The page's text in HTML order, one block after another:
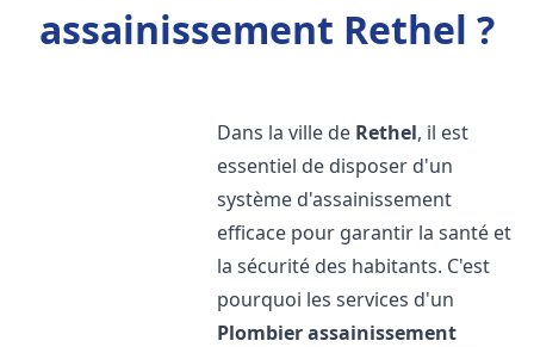
assainissement Rethel ?
Dans la ville de Rethel, il est
essentiel de disposer d'un
système d'assainissement
efficace pour garantir la santé et
la sécurité des habitants. C'est
pourquoi les services d'un
Plombier assainissement